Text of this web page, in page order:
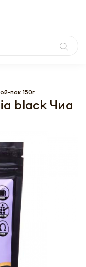
пак 150г
black Чиа